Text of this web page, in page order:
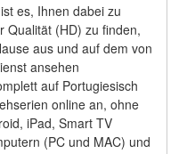
es, Ihnen dabei zu
Qualität (HD) zu finden,
aus und auf dem von
ansehen
auf Portugiesisch
online an, ohne
iPad, Smart TV
(PC und MAC) und